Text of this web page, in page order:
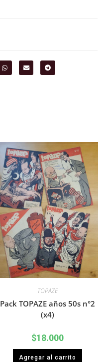
TOPAZE
Pack TOPAZE años 50s n°2
(x4)
$18.000
Agregar al carrito